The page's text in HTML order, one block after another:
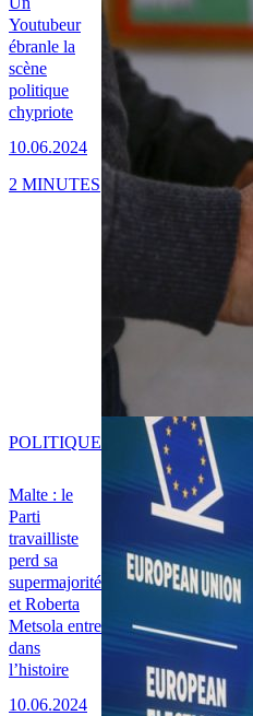
Youtubeur
ébranle la
scène
politique
chypriote
10.06.2024
2 MINUTES
Malte : le
Parti
travailliste
perd sa
supermajorité
et Roberta
Metsola entre
dans
l’histoire
10.06.2024
POLITIQUE